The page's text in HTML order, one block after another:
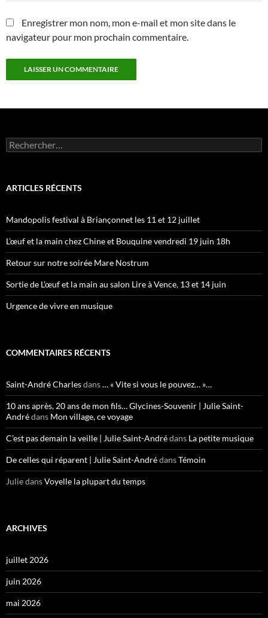
Enregistrer mon nom, mon e-mail et mon site dans le
navigateur pour mon prochain commentaire.
Rechercher :
ARTICLES RÉCENTS
Mandopolis festival à Briançonnet les 11 et 12 juillet
L’œuf et la main chez Chine et Bouquine vendredi 19 juin 18h
Retour sur notre soirée Mare Nostrum
Sortie de L’œuf et la main au salon Lire à Vence, 13 et 14 juin
Urgence de vivre en musique
COMMENTAIRES RÉCENTS
Saint-André Charlesdans… « Vite si vous le pouvez… »…
10 ans après, 20 ans de mon fils… Glycines-Souvenir | Julie Saint-
Andrédans Mon village, ce voyage
C’est pas demain la veille | Julie Saint-Andrédans La petite musique
De celles qui réparent | Julie Saint-AndrédansTémoin
JuliedansVoyelle la plupart du temps
ARCHIVES
juillet 2026
juin 2026
mai 2026